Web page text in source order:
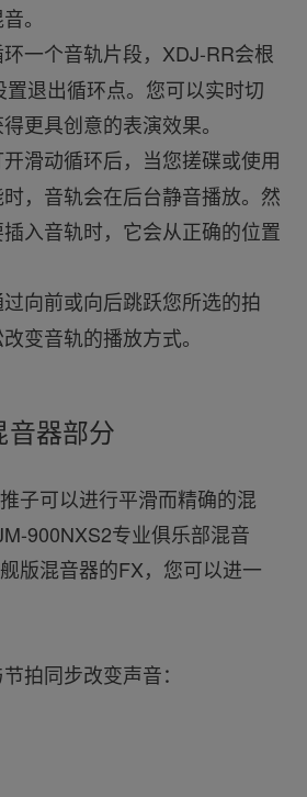
。
一个音轨片段，XDJ-RR会根
退出循环点。您可以实时切
更具创意的表演效果。
开滑动循环后，当您搓碟或使用
，音轨会在后台静音播放。然
入音轨时，它会从正确的位置
过向前或向后跳跃您所选的拍
变音轨的播放方式。
器部分
子可以进行平滑而精确的混
900NXS2专业俱乐部混音
版混音器的FX，您可以进一
拍同步改变声音：